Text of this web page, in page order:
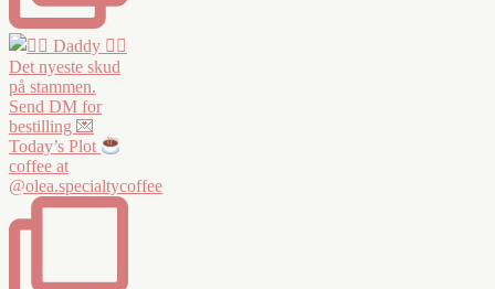
Today’s Plot
coffee at
@olea.specialtycoffee